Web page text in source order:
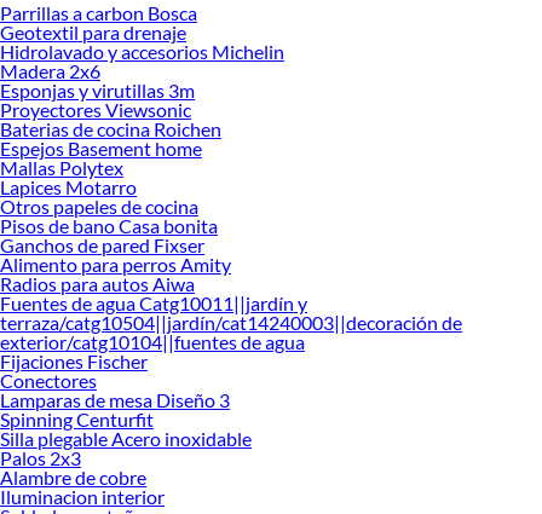
Desde remodelaciones hasta proyectos de decoración, estamos aquí para hacer
tus ideas realidad. ¡Visítanos y encuentra todo lo que tenemos para ofrecerte en
Sitiales y poltronas!
Explora la variedad de productos de Sitiales y poltronas en Sodimac
Herramientas, materiales y accesorios de calidad para tus proyectos y
renovación de espacios. ¡Visítanos y descubre todo lo que tenemos para
ofrecerte!
Encuentra una amplia variedad de productos de Sitiales y poltronas en Sodimac.
Encuentra todo lo necesario para tus proyectos de renovación y decoración.
¡Visítanos y haz tus ideas realidad!
Parrillas a carbon Bosca
Geotextil para drenaje
Hidrolavado y accesorios Michelin
Madera 2x6
Esponjas y virutillas 3m
Proyectores Viewsonic
Baterias de cocina Roichen
Espejos Basement home
Mallas Polytex
Lapices Motarro
Otros papeles de cocina
Pisos de bano Casa bonita
Ganchos de pared Fixser
Alimento para perros Amity
Radios para autos Aiwa
Fuentes de agua Catg10011||jardín y
terraza/catg10504||jardín/cat14240003||decoración de
exterior/catg10104||fuentes de agua
Fijaciones Fischer
Conectores
Lamparas de mesa Diseño 3
Spinning Centurfit
Silla plegable Acero inoxidable
Palos 2x3
Alambre de cobre
Iluminacion interior